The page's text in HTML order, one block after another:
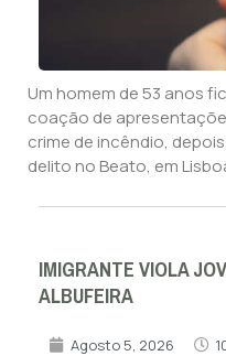
Um homem de 53 anos
coação de
crime de incêndio,
delito no Beato, em
IMIGRANTE VIOLA
ALBUFEIRA
Agosto 5, 2026